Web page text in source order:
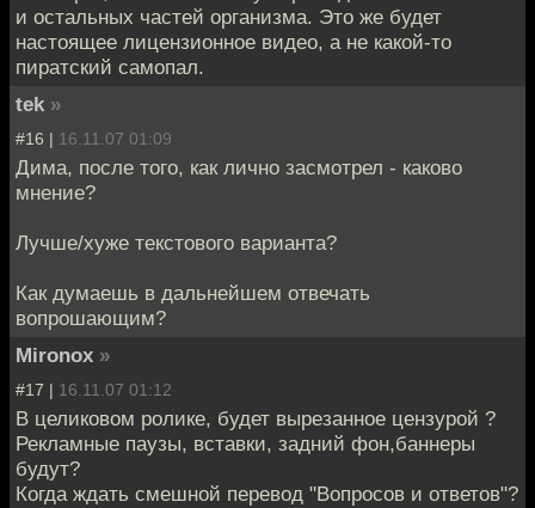
и остальных частей организма. Это же будет
настоящее лицензионное видео, а не какой-то
пиратский самопал.
tek »
#16 | 16.11.07 01:09
Дима, после того, как лично засмотрел - каково
мнение?
Лучше/хуже текстового варианта?
Как думаешь в дальнейшем отвечать
вопрошающим?
Mironox »
#17 | 16.11.07 01:12
В целиковом ролике, будет вырезанное цензурой ?
Рекламные паузы, вставки, задний фон,баннеры
будут?
Когда ждать смешной перевод "Вопросов и ответов"?